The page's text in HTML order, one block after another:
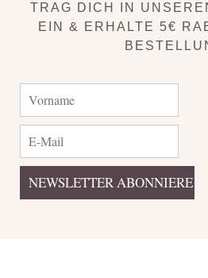
TRAG DICH IN
EIN & ERHALTE 5€